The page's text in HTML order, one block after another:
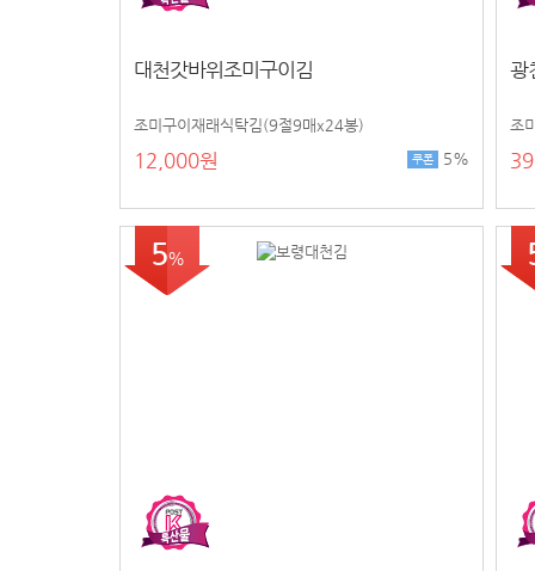
대천갓바위조미구이김
조미구이재래식탁김(9절9매x24봉)
12,000원 쿠폰 5%
광
조
5%